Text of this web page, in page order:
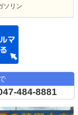
ソリン
484-8881